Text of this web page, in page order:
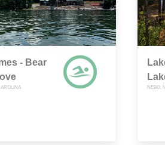
- Bear
NEBO,